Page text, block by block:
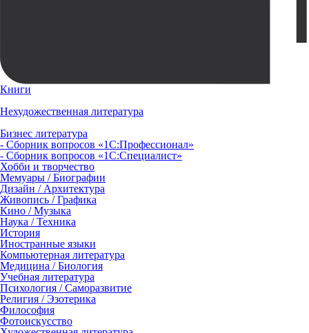
Книги
Нехудожественная литература
Бизнес литература
- Сборник вопросов «1С:Профессионал»
- Сборник вопросов «1С:Специалист»
Хобби и творчество
Мемуары / Биографии
Дизайн / Архитектура
Живопись / Графика
Кино / Музыка
Наука / Техника
История
Иностранные языки
Компьютерная литература
Медицина / Биология
Учебная литература
Психология / Саморазвитие
Религия / Эзотерика
Философия
Фотоискусство